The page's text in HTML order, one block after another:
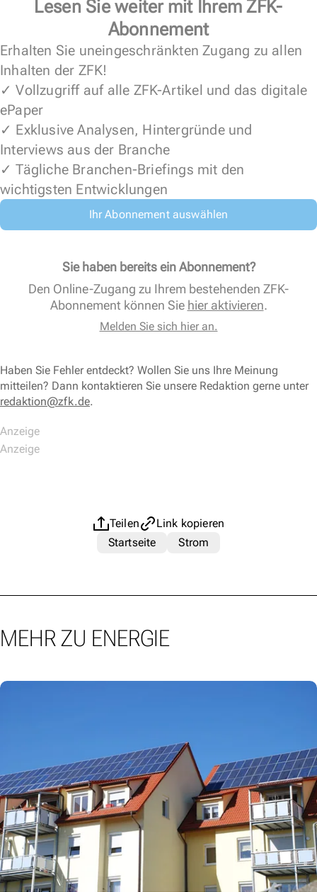
Lesen Sie weiter mit Ihrem ZFK-
Abonnement
Erhalten Sie uneingeschränkten Zugang zu allen
Inhalten der ZFK!
✓ Vollzugriff auf alle ZFK-Artikel und das digitale
ePaper
✓ Exklusive Analysen, Hintergründe und
Interviews aus der Branche
✓ Tägliche Branchen-Briefings mit den
wichtigsten Entwicklungen
Ihr Abonnement auswählen
Sie haben bereits ein Abonnement?
Den Online-Zugang zu Ihrem bestehenden ZFK-
Abonnement können Sie hier aktivieren.
Melden Sie sich hier an.
Haben Sie Fehler entdeckt? Wollen Sie uns Ihre Meinung
mitteilen? Dann kontaktieren Sie unsere Redaktion gerne unter
redaktion@zfk.de.
Teilen
Link kopieren
Startseite
Strom
MEHR ZU ENERGIE